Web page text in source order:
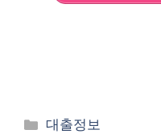
Categories
대출정보